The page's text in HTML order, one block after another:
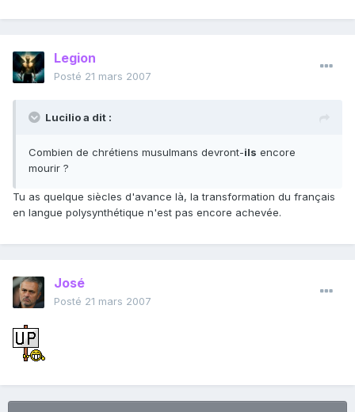
Legion
Posté 21 mars 2007
Lucilio a dit :
Combien de chrétiens musulmans devront-ils encore
mourir ?
Tu as quelque siècles d'avance là, la transformation du français
en langue polysynthétique n'est pas encore achevée.
José
Posté 21 mars 2007